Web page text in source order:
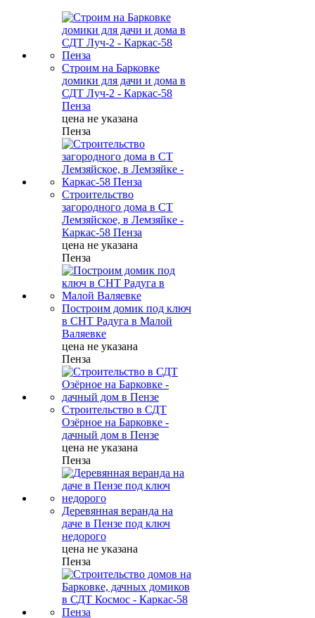
Строим на Барковке
домики для дачи и дома в
СДТ Луч-2 - Каркас-58
Пенза
цена не указана
Пенза
Строительство
загородного дома в СТ
Лемзяйское, в Лемзяйке -
Каркас-58 Пенза
цена не указана
Пенза
Построим домик под ключ
в СНТ Радуга в Малой
Валяевке
цена не указана
Пенза
Строительство в СДТ
Озёрное на Барковке -
дачный дом в Пензе
цена не указана
Пенза
Деревянная веранда на
даче в Пензе под ключ
недорого
цена не указана
Пенза